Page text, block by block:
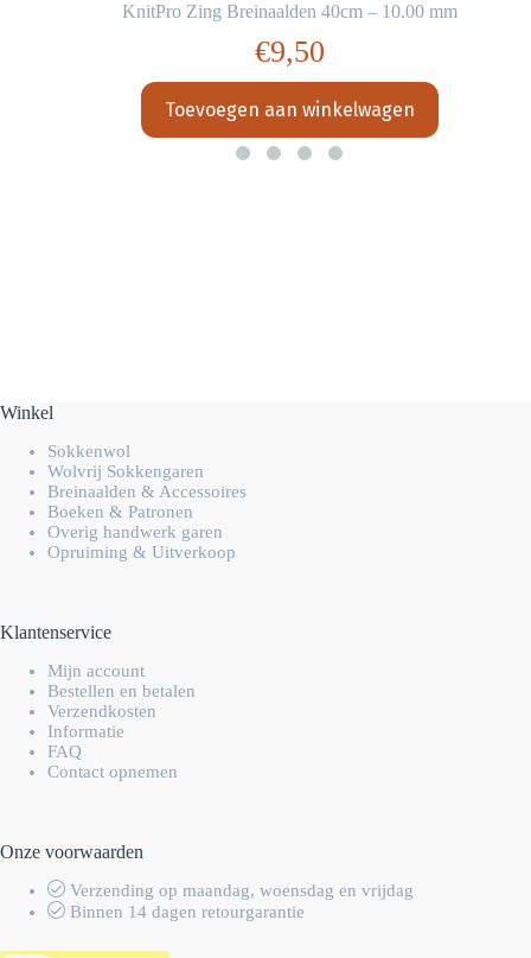
KnitPro Zing Breinaalden 40cm – 10.00 mm
€9,50
Toevoegen aan winkelwagen
Winkel
Sokkenwol
Wolvrij Sokkengaren
Breinaalden & Accessoires
Boeken & Patronen
Overig handwerk garen
Opruiming & Uitverkoop
Klantenservice
Mijn account
Bestellen en betalen
Verzendkosten
Informatie
FAQ
Contact opnemen
Onze voorwaarden
Verzending op maandag, woensdag en vrijdag
Binnen 14 dagen retourgarantie